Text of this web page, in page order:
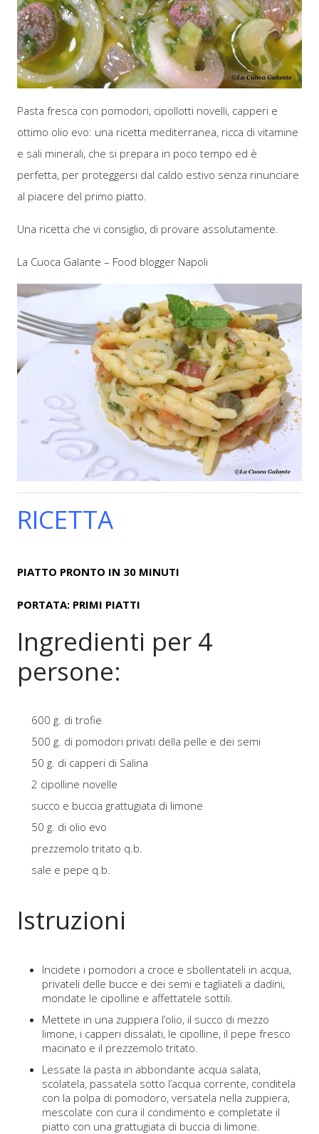
Pasta fresca con pomodori, cipollotti novelli, capperi e
ottimo olio evo: una ricetta mediterranea, ricca di vitamine
e sali minerali, che si prepara in poco tempo ed è
perfetta, per proteggersi dal caldo estivo senza rinunciare
al piacere del primo piatto.
Una ricetta che vi consiglio, di provare assolutamente.
La Cuoca Galante – Food blogger Napoli
RICETTA
PIATTO PRONTO IN 30 MINUTI
PORTATA: PRIMI PIATTI
Ingredienti per 4
persone:
600 g. di trofie
500 g. di pomodori privati della pelle e dei semi
50 g. di capperi di Salina
2 cipolline novelle
succo e buccia grattugiata di limone
50 g. di olio evo
prezzemolo tritato q.b.
sale e pepe q.b.
Istruzioni
Incidete i pomodori a croce e sbollentateli in acqua,
privateli delle bucce e dei semi e tagliateli a dadini,
mondate le cipolline e affettatele sottili.
Mettete in una zuppiera l’olio, il succo di mezzo
limone, i capperi dissalati, le cipolline, il pepe fresco
macinato e il prezzemolo tritato.
Lessate la pasta in abbondante acqua salata,
scolatela, passatela sotto l’acqua corrente, conditela
con la polpa di pomodoro, versatela nella zuppiera,
mescolate con cura il condimento e completate il
piatto con una grattugiata di buccia di limone.